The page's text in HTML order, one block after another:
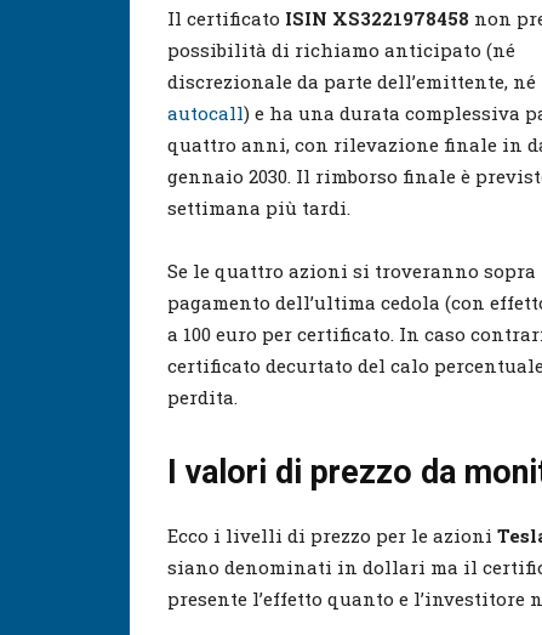
Il certificato ISIN XS3221978458 non
possibilità di richiamo anticipato (né
discrezionale da parte dell’emittente,
autocall) e ha una durata complessiva
quattro anni, con rilevazione finale in
gennaio 2030. Il rimborso finale è
settimana più tardi.
Se le quattro azioni si troveranno
pagamento dell’ultima cedola (con
a 100 euro per certificato. In caso
certificato decurtato del calo
perdita.
I valori di prezzo da
Ecco i livelli di prezzo per le azioni
siano denominati in dollari ma il
presente l’effetto quanto e